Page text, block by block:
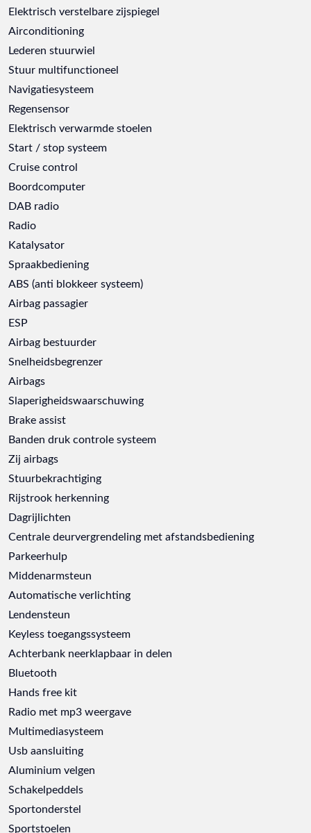
Elektrisch verstelbare zijspiegel
Airconditioning
Lederen stuurwiel
Stuur multifunctioneel
Navigatiesysteem
Regensensor
Elektrisch verwarmde stoelen
Start / stop systeem
Cruise control
Boordcomputer
DAB radio
Radio
Katalysator
Spraakbediening
ABS (anti blokkeer systeem)
Airbag passagier
ESP
Airbag bestuurder
Snelheidsbegrenzer
Airbags
Slaperigheidswaarschuwing
Brake assist
Banden druk controle systeem
Zij airbags
Stuurbekrachtiging
Rijstrook herkenning
Dagrijlichten
Centrale deurvergrendeling met afstandsbediening
Parkeerhulp
Middenarmsteun
Automatische verlichting
Lendensteun
Keyless toegangssysteem
Achterbank neerklapbaar in delen
Bluetooth
Hands free kit
Radio met mp3 weergave
Multimediasysteem
Usb aansluiting
Aluminium velgen
Schakelpeddels
Sportonderstel
Sportstoelen